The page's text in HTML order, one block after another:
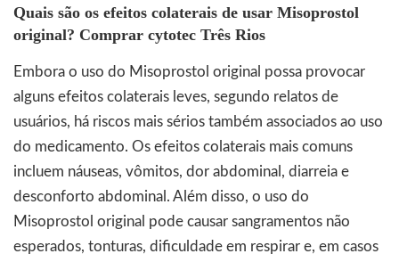
Quais são os efeitos colaterais de usar Misoprostol
original? Comprar cytotec Três Rios
Embora o uso do Misoprostol original possa provocar
alguns efeitos colaterais leves, segundo relatos de
usuários, há riscos mais sérios também associados ao uso
do medicamento. Os efeitos colaterais mais comuns
incluem náuseas, vômitos, dor abdominal, diarreia e
desconforto abdominal. Além disso, o uso do
Misoprostol original pode causar sangramentos não
esperados, tonturas, dificuldade em respirar e, em casos